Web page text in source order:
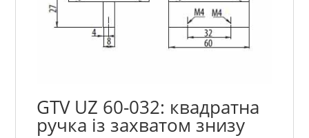
GTV UZ 60-032: квадратна
ручка із захватом знизу